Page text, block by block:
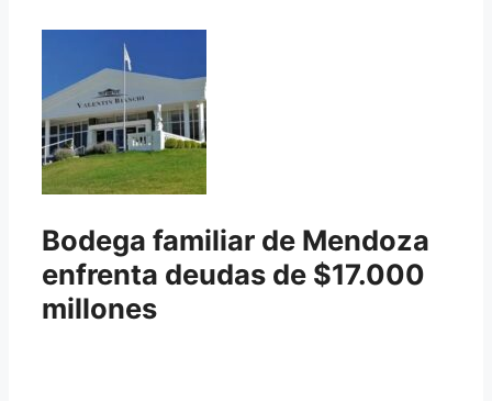
Bodega familiar de Mendoza
enfrenta deudas de $17.000
millones